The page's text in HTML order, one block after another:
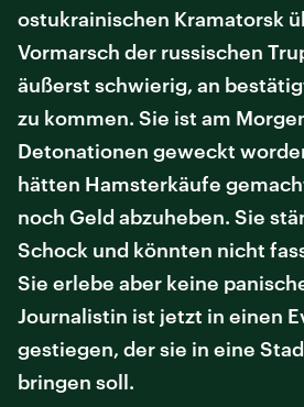
ostukrainischen Kramatorsk
Vormarsch der russischen
äußerst schwierig, an
zu kommen. Sie ist am
Detonationen geweckt
hätten Hamsterkäufe
noch Geld abzuheben. Sie
Schock und könnten nicht
Sie erlebe aber keine
Journalistin ist jetzt in einen
gestiegen, der sie in eine
bringen soll.